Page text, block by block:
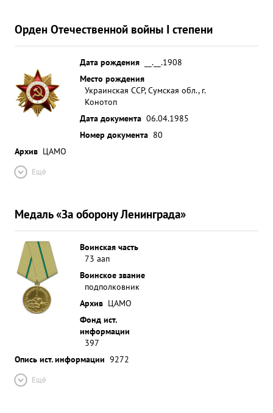
Орден Отечественной войны I степени
Дата рождения
__.__.1908
Место рождения
Украинская ССР, Сумская обл., г.
Конотоп
Дата документа 06.04.1985
Номер документа 80
Архив ЦАМО
Ещё
Медаль «За оборону Ленинграда»
Воинская часть
73 аап
Воинское звание
подполковник
Архив ЦАМО
Фонд ист.
информации
397
Опись ист. информации 9272
Ещё